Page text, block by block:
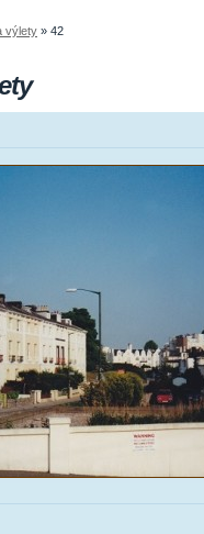
výlety » 42